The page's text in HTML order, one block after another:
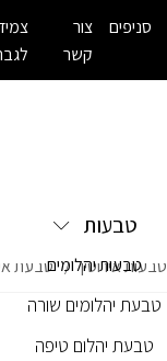
סניפים
צור
קשר
טבעות
טבעות יהלומים
טבעת יהלומים שורה
טבעת יהלום טיפה
טבעות אירוסין / טבעת